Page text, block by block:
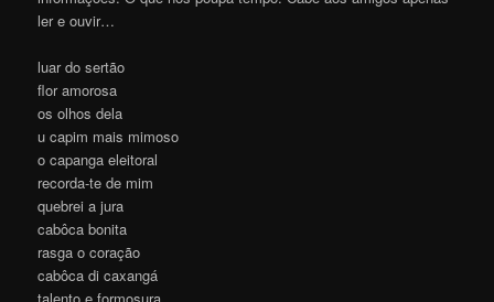
ler e ouvir…
luar do sertão
flor amorosa
os olhos dela
u capim mais mimoso
o capanga eleitoral
recorda-te de mim
quebrei a jura
cabôca bonita
rasga o coração
cabôca di caxangá